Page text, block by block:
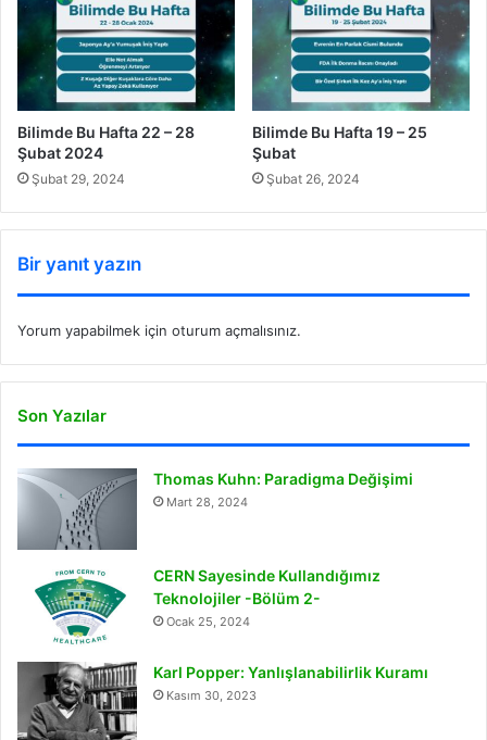
Bilimde Bu Hafta 22 – 28
Şubat 2024
Şubat 29, 2024
Bilimde Bu Hafta 19 – 25
Şubat
Şubat 26, 2024
Bir yanıt yazın
Yorum yapabilmek için oturum açmalısınız.
Son Yazılar
Thomas Kuhn: Paradigma Değişimi
Mart 28, 2024
CERN Sayesinde Kullandığımız
Teknolojiler -Bölüm 2-
Ocak 25, 2024
Karl Popper: Yanlışlanabilirlik Kuramı
Kasım 30, 2023